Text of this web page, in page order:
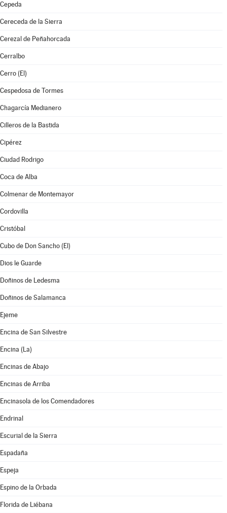
Cepeda
Cereceda de la Sierra
Cerezal de Peñahorcada
Cerralbo
Cerro (El)
Cespedosa de Tormes
Chagarcía Medianero
Cilleros de la Bastida
Cipérez
Ciudad Rodrigo
Coca de Alba
Colmenar de Montemayor
Cordovilla
Cristóbal
Cubo de Don Sancho (El)
Dios le Guarde
Doñinos de Ledesma
Doñinos de Salamanca
Ejeme
Encina de San Silvestre
Encina (La)
Encinas de Abajo
Encinas de Arriba
Encinasola de los Comendadores
Endrinal
Escurial de la Sierra
Espadaña
Espeja
Espino de la Orbada
Florida de Liébana